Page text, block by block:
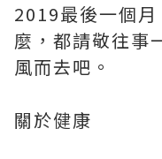
2019最後一個
麼，都請敬往事
風而去吧。
關於健康